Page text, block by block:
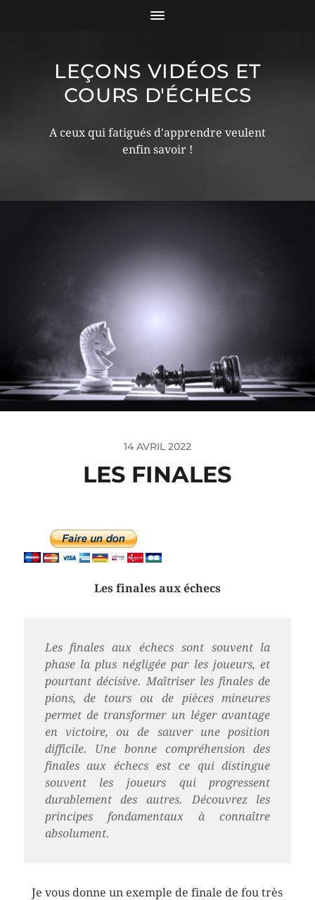
LEÇONS VIDÉOS ET
COURS D'ÉCHECS
A ceux qui fatigués d'apprendre veulent
enfin savoir !
14 AVRIL 2022
LES FINALES
Les finales aux échecs
Les finales aux échecs sont souvent la
phase la plus négligée par les joueurs, et
pourtant décisive. Maîtriser les finales de
pions, de tours ou de pièces mineures
permet de transformer un léger avantage
en victoire, ou de sauver une position
difficile. Une bonne compréhension des
finales aux échecs est ce qui distingue
souvent les joueurs qui progressent
durablement des autres. Découvrez les
principes fondamentaux à connaître
absolument.
Je vous donne un exemple de finale de fou très